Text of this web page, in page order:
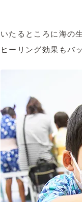
いたるところに海の
ヒーリング効果もバ